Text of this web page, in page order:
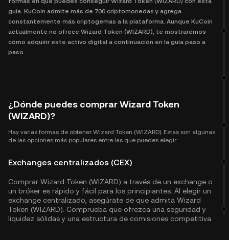
guía. KuCoin admite más de 700 criptomonedas y agrega
constantemente más criptogemas a la plataforma. Aunque KuCoin
actualmente no ofrece Wizard Token (WIZARD), te mostraremos
cómo adquirir este activo digital a continuación en la guía paso a
paso.
¿Dónde puedes comprar Wizard Token
(WIZARD)?
Hay varias formas de obtener Wizard Token (WIZARD). Estas son algunas
de las opciones más populares entre las que puedes elegir:
Exchanges centralizados (CEX)
Comprar Wizard Token (WIZARD) a través de un exchange o
un bróker es rápido y fácil para los principiantes. Al elegir un
exchange centralizado, asegúrate de que admita Wizard
Token (WIZARD). Comprueba que ofrezca una seguridad y
liquidez sólidas y una estructura de comisiones competitiva.